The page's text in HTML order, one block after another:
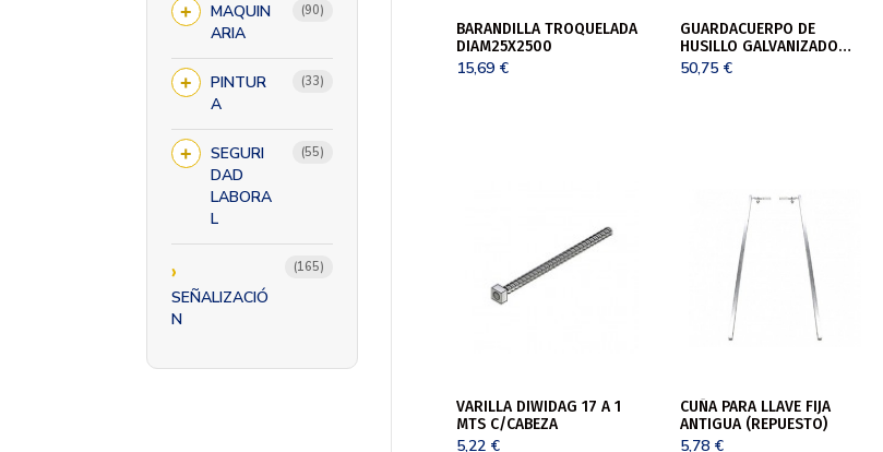
MAQUIN
ARIA
9090
PINTUR
A
3333
SEGURI
DAD
LABORA
L
5555
SEÑALIZACIÓ
N
165165
BARANDILLA TROQUELADA
DIAM25X2500
15,69 €
GUARDACUERPO DE
HUSILLO GALVANIZADO
1200MM NOR
50,75 €
VARILLA DIWIDAG 17 A 1
MTS C/CABEZA
5,22 €
CUÑA PARA LLAVE FIJA
ANTIGUA (REPUESTO)
5,78 €